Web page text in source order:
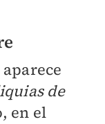
de
en el